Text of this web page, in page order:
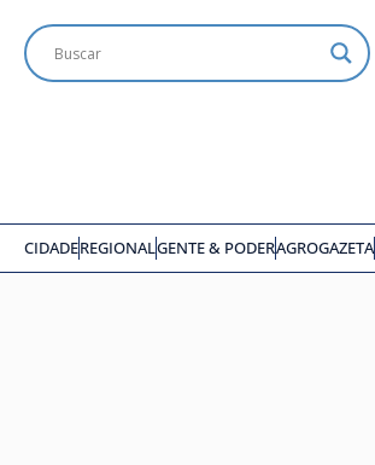
CIDADEREGIONALGENTE & PODERAGROGAZETA